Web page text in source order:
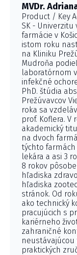
MVDr.
Product / Key
SK -
farmácie v
istom roku
na Kliniku
Mudroňa
laboratórnom
infekčné
PhD. štúdia
Prežúvavcov
roka sa
prof. Koflera. V
akademický
na dvoch
týchto
lekára a asi 3
8 rokov
hľadiska
hľadiska
stránok. Od
ako technický
pracujúcich s
kariérneho
zahraničné
neustávajúcou
praktických